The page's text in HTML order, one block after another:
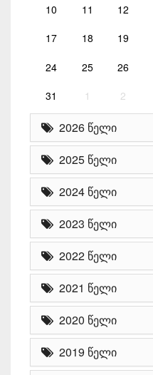
10 11 12
17 18 19
24 25 26
31 1 2
2026 წელი
2025 წელი
2024 წელი
2023 წელი
2022 წელი
2021 წელი
2020 წელი
2019 წელი